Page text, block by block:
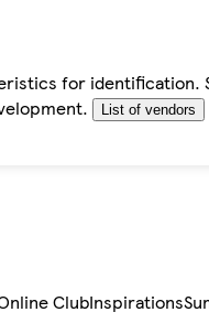
for
List of vendors
ClubInspirations